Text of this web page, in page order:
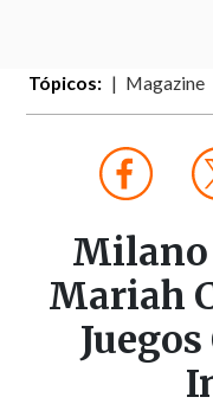
Tópicos: Magazine
Milano
Mariah